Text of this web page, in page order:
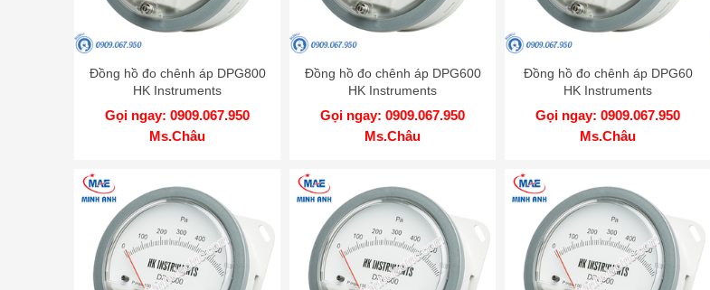
Đồng hồ đo chênh áp DPG800
HK Instruments
Gọi ngay: 0909.067.950
Ms.Châu
Đồng hồ đo chênh áp DPG600
HK Instruments
Gọi ngay: 0909.067.950
Ms.Châu
Đồng hồ đo chênh áp DPG60
HK Instruments
Gọi ngay: 0909.067.950
Ms.Châu